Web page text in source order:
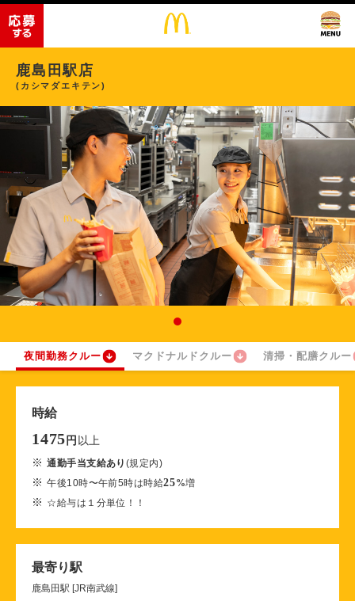
鹿島田駅店
(カシマダエキテン)
夜間勤務クルー マクドナルドクルー 清掃・配膳クルー
時給
1475 円 以上
※通勤手当支給あり (規定内)
※午後10時〜午前5時は時給25%増
※ ☆給与は１分単位！！
最寄り駅
鹿島田駅 [JR南武線]